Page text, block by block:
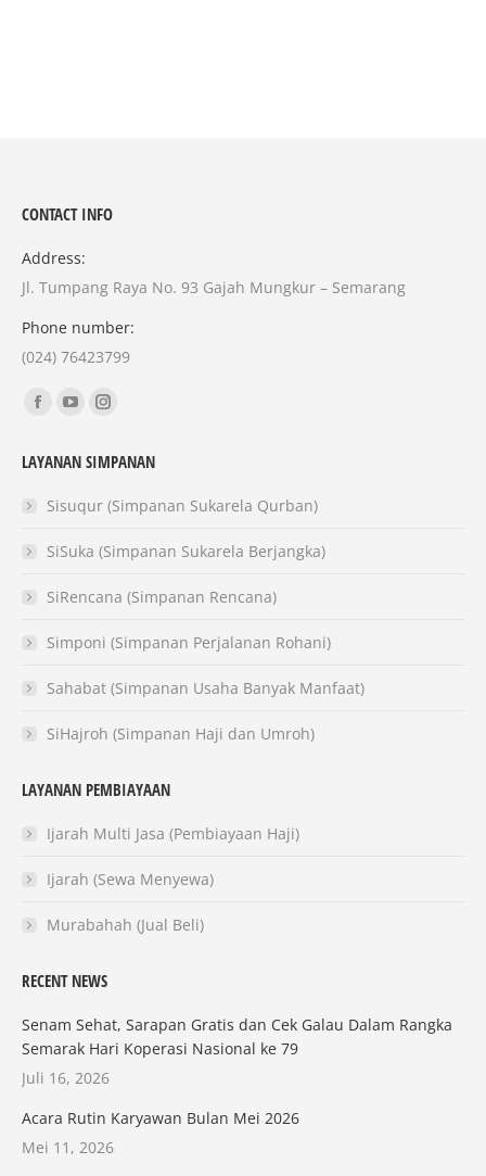
CONTACT INFO
Address:
Jl. Tumpang Raya No. 93 Gajah Mungkur – Semarang
Phone number:
(024) 76423799
Find us on:
Facebook
opens
in
window
YouTube
opens
in
window
Instagram
opens
in
window
LAYANAN SIMPANAN
Sisuqur (Simpanan Sukarela Qurban)
SiSuka (Simpanan Sukarela Berjangka)
SiRencana (Simpanan Rencana)
Simponi (Simpanan Perjalanan Rohani)
Sahabat (Simpanan Usaha Banyak Manfaat)
SiHajroh (Simpanan Haji dan Umroh)
LAYANAN PEMBIAYAAN
Ijarah Multi Jasa (Pembiayaan Haji)
Ijarah (Sewa Menyewa)
Murabahah (Jual Beli)
RECENT NEWS
Senam Sehat, Sarapan Gratis dan Cek Galau Dalam Rangka
Semarak Hari Koperasi Nasional ke 79
Juli 16, 2026
Acara Rutin Karyawan Bulan Mei 2026
Mei 11, 2026